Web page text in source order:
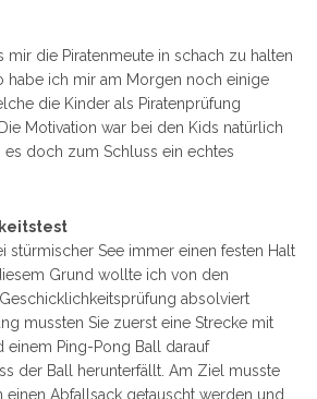
die Piratenmeute in schach zu halten
habe ich mir am Morgen noch einige
die Kinder als Piratenprüfung
Motivation war bei den Kids natürlich
doch zum Schluss ein echtes
stürmischer See immer einen festen Halt
Grund wollte ich von den
absolviert
mussten Sie zuerst eine Strecke mit
einem Ping-Pong Ball darauf
der Ball herunterfällt. Am Ziel musste
Abfallsack getauscht werden und